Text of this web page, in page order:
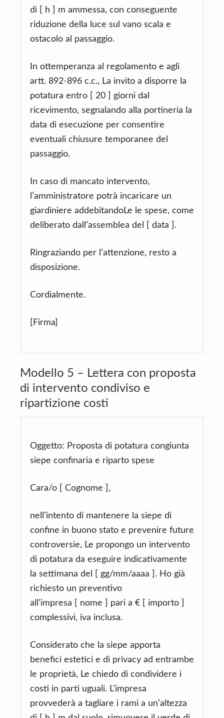
di [ h ] m ammessa, con conseguente
riduzione della luce sul vano scala e
ostacolo al passaggio.
In ottemperanza al regolamento e agli
artt. 892‑896 c.c., La invito a disporre la
potatura entro [ 20 ] giorni dal
ricevimento, segnalando alla portineria la
data di esecuzione per consentire
eventuali chiusure temporanee del
passaggio.
In caso di mancato intervento,
l’amministratore potrà incaricare un
giardiniere addebitandoLe le spese, come
deliberato dall’assemblea del [ data ].
Ringraziando per l’attenzione, resto a
disposizione.
Cordialmente.
[Firma]
Modello 5 – Lettera con proposta
di intervento condiviso e
ripartizione costi
Oggetto: Proposta di potatura congiunta
siepe confinaria e riparto spese
Cara/o [ Cognome ],
nell’intento di mantenere la siepe di
confine in buono stato e prevenire future
controversie, Le propongo un intervento
di potatura da eseguire indicativamente
la settimana del [ gg/mm/aaaa ]. Ho già
richiesto un preventivo
all’impresa [ nome ] pari a € [ importo ]
complessivi, iva inclusa.
Considerato che la siepe apporta
benefici estetici e di privacy ad entrambe
le proprietà, Le chiedo di condividere i
costi in parti uguali. L’impresa
provvederà a tagliare i rami a un’altezza